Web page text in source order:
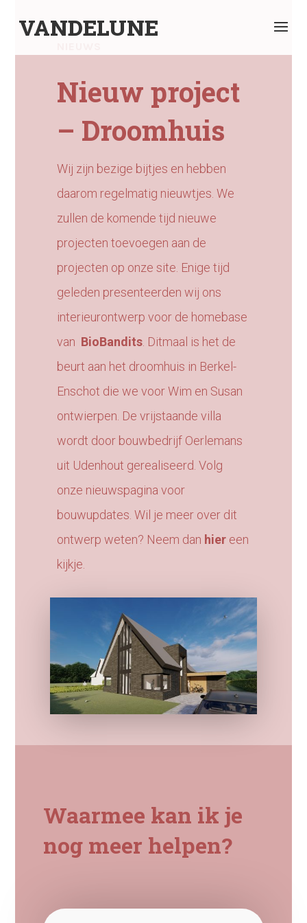
VANDELUNE
Nieuw project
– Droomhuis
Wij zijn bezige bijtjes en hebben
daarom regelmatig nieuwtjes. We
zullen de komende tijd nieuwe
projecten toevoegen aan de
projecten op onze site. Enige tijd
geleden presenteerden wij ons
interieurontwerp voor de homebase
van BioBandits. Ditmaal is het de
beurt aan het droomhuis in Berkel-
Enschot die we voor Wim en Susan
ontwierpen. De vrijstaande villa
wordt door bouwbedrijf Oerlemans
uit Udenhout gerealiseerd. Volg
onze nieuwspagina voor
bouwupdates. Wil je meer over dit
ontwerp weten? Neem dan hiereen
kijkje.
Waarmee kan ik je
nog meer helpen?